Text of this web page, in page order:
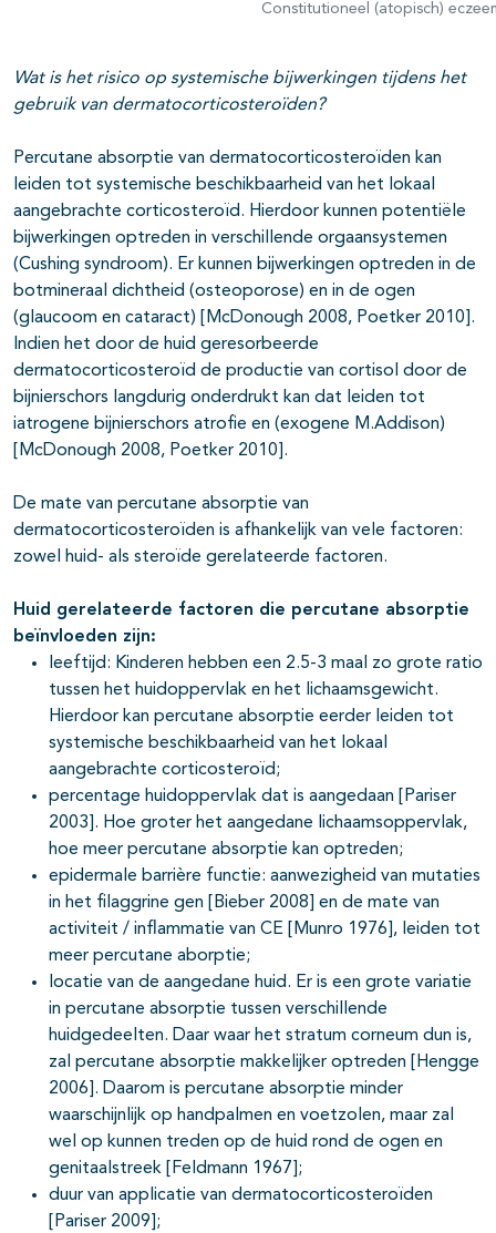
open- en dichtklappen
open- en dichtklappen
open- en dichtklappen
open- en dichtklappen
open- en dichtklappen
open- en dichtklappen
open- en dichtklappen
open- en dichtklappen
Constitutioneel (atopisch)
Wat is het risico op systemische bijwerkingen tijdens het
gebruik van dermatocorticosteroïden?
Percutane absorptie van dermatocorticosteroïden kan
leiden tot systemische beschikbaarheid van het lokaal
aangebrachte corticosteroïd. Hierdoor kunnen potentiële
bijwerkingen optreden in verschillende orgaansystemen
(Cushing syndroom). Er kunnen bijwerkingen optreden in de
botmineraal dichtheid (osteoporose) en in de ogen
(glaucoom en cataract) [McDonough 2008, Poetker 2010].
Indien het door de huid geresorbeerde
dermatocorticosteroïd de productie van cortisol door de
bijnierschors langdurig onderdrukt kan dat leiden tot
iatrogene bijnierschors atrofie en (exogene M.Addison)
[McDonough 2008, Poetker 2010].
De mate van percutane absorptie van
dermatocorticosteroïden is afhankelijk van vele factoren:
zowel huid- als steroïde gerelateerde factoren.
Huid gerelateerde factoren die percutane absorptie
beïnvloeden zijn:
leeftijd: Kinderen hebben een 2.5-3 maal zo grote ratio
tussen het huidoppervlak en het lichaamsgewicht.
Hierdoor kan percutane absorptie eerder leiden tot
systemische beschikbaarheid van het lokaal
aangebrachte corticosteroïd;
percentage huidoppervlak dat is aangedaan [Pariser
2003]. Hoe groter het aangedane lichaamsoppervlak,
hoe meer percutane absorptie kan optreden;
epidermale barrière functie: aanwezigheid van mutaties
in het filaggrine gen [Bieber 2008] en de mate van
activiteit / inflammatie van CE [Munro 1976], leiden tot
meer percutane aborptie;
locatie van de aangedane huid. Er is een grote variatie
in percutane absorptie tussen verschillende
huidgedeelten. Daar waar het stratum corneum dun is,
zal percutane absorptie makkelijker optreden [Hengge
2006]. Daarom is percutane absorptie minder
waarschijnlijk op handpalmen en voetzolen, maar zal
wel op kunnen treden op de huid rond de ogen en
genitaalstreek [Feldmann 1967];
duur van applicatie van dermatocorticosteroïden
[Pariser 2009];